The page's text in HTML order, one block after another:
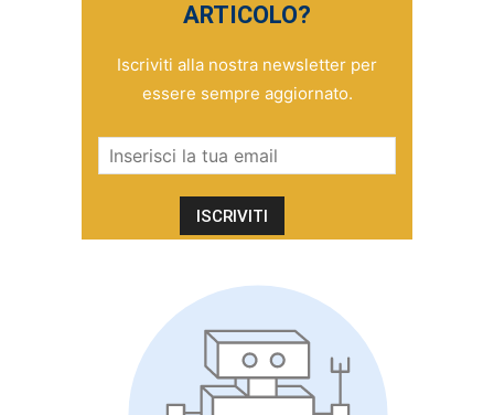
ARTICOLO?
Iscriviti alla nostra newsletter per
essere sempre aggiornato.